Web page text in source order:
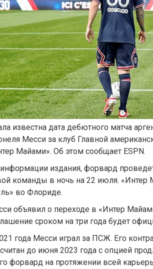
известна дата дебютного матча
Месси за клуб Главной
Майами». Об этом сообщает ESPN.
издания, форвард
команды в ночь на 22 июля. «Интер
во Флориде.
объявил о переходе в «Интер
сроком на три года будет
года Месси играл за ПСЖ. Его
до июня 2023 года с опцией
форвард на протяжении всей